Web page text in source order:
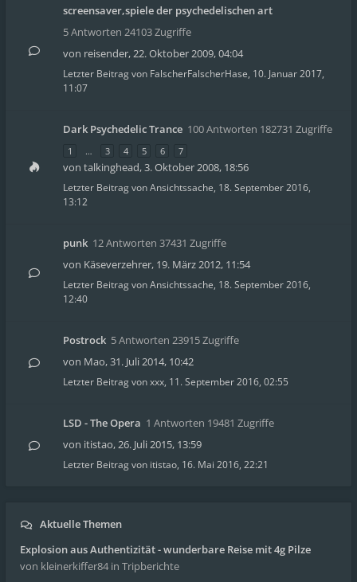
screensaver,spiele der psychedelischen art
5 Antworten 24103 Zugriffe
von reisender,22. Oktober 2009, 04:04
Letzter Beitrag von FalscherFalscherHase, 10. Januar 2017,
11:07
Dark Psychedelic Trance 100 Antworten 182731 Zugriffe
1 … 3 4 5 6 7
von talkinghead,3. Oktober 2008, 18:56
Letzter Beitrag vonAnsichtssache, 18. September 2016,
13:12
punk 12 Antworten 37431 Zugriffe
von Käseverzehrer, 19. März 2012, 11:54
Letzter Beitrag vonAnsichtssache, 18. September 2016,
12:40
Postrock 5 Antworten 23915 Zugriffe
von Mao,31. Juli 2014, 10:42
Letzter Beitrag vonxxx, 11. September 2016, 02:55
LSD - The Opera 1 Antworten 19481 Zugriffe
von itistao,26. Juli 2015, 13:59
Letzter Beitrag von itistao, 16. Mai 2016, 22:21
Aktuelle Themen
Explosion aus Authentizität - wunderbare Reise mit 4g Pilze
von kleinerkiffer84 in Tripberichte